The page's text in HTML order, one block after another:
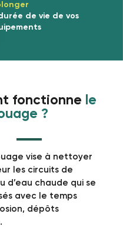
de vie de vos
fonctionne le
?
vise à nettoyer
les circuits de
d’eau chaude qui se
avec le temps
dépôts